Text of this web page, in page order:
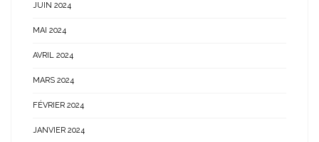
JUIN 2024
MAI 2024
AVRIL 2024
MARS 2024
FÉVRIER 2024
JANVIER 2024